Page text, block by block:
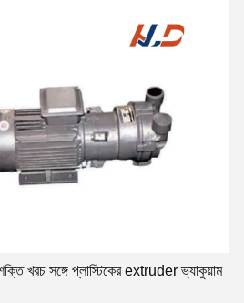
শক্তি খরচ সঙ্গে প্লাস্টিকের extruder ভ্যাকুয়াম